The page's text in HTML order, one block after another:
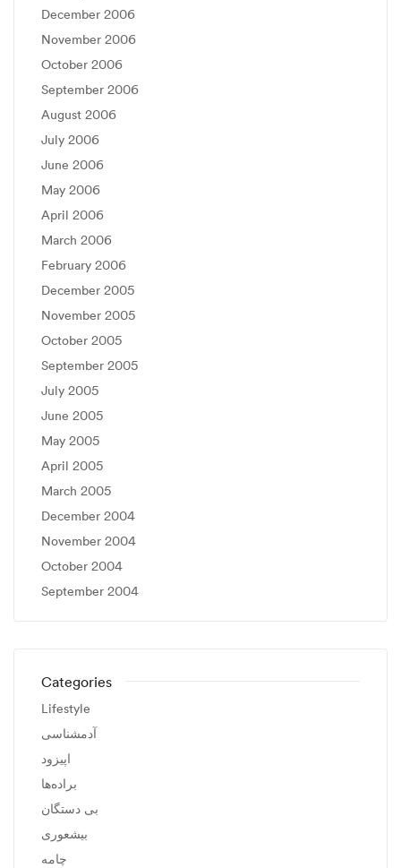
December 2006
November 2006
October 2006
September 2006
August 2006
July 2006
June 2006
May 2006
April 2006
March 2006
February 2006
December 2005
November 2005
October 2005
September 2005
July 2005
June 2005
May 2005
April 2005
March 2005
December 2004
November 2004
October 2004
September 2004
Categories
Lifestyle
آدمشناسی
اپیزود
براده‌ها
بی دستگان
بیشعوری
چامه